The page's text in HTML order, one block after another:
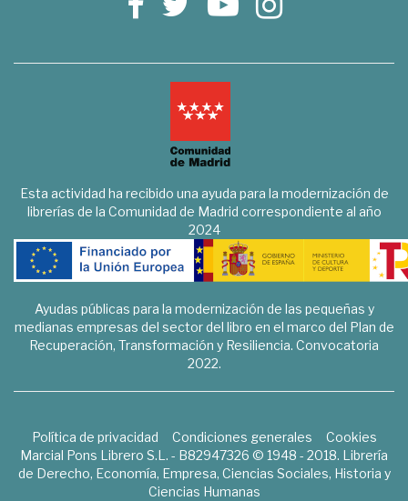
Esta actividad ha recibido una ayuda para la modernización de
librerías de la Comunidad de Madrid correspondiente al año
2024
Ayudas públicas para la modernización de las pequeñas y
medianas empresas del sector del libro en el marco del Plan de
Recuperación, Transformación y Resiliencia. Convocatoria
2022.
Política de privacidad Condiciones generales
Cookies
Marcial Pons Librero S.L. - B82947326 © 1948 - 2018. Librería
de Derecho, Economía, Empresa, Ciencias Sociales, Historia y
Ciencias Humanas